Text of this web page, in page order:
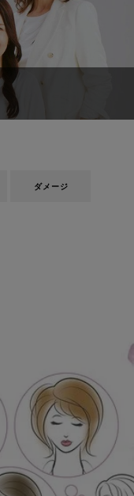
ダメージ